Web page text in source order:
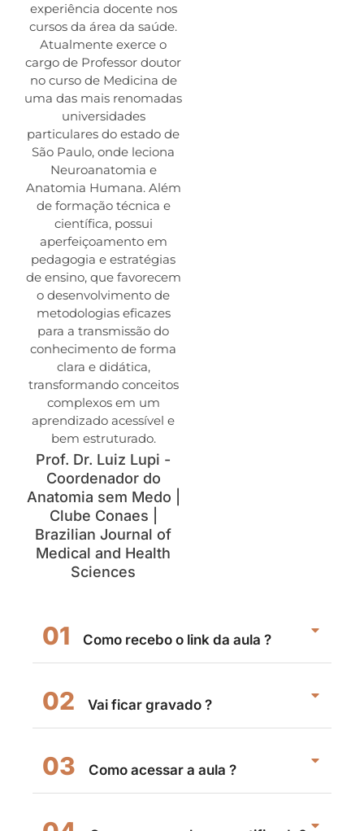
experiência docente nos
cursos da área da saúde.
Atualmente exerce o
cargo de Professor doutor
no curso de Medicina de
uma das mais renomadas
universidades
particulares do estado de
São Paulo, onde leciona
Neuroanatomia e
Anatomia Humana. Além
de formação técnica e
científica, possui
aperfeiçoamento em
pedagogia e estratégias
de ensino, que favorecem
o desenvolvimento de
metodologias eficazes
para a transmissão do
conhecimento de forma
clara e didática,
transformando conceitos
complexos em um
aprendizado acessível e
bem estruturado.
Prof. Dr. Luiz Lupi -
Coordenador do
Anatomia sem Medo |
Clube Conaes |
Brazilian Journal of
Medical and Health
Sciences
01 Como recebo o link da aula ?
02 Vai ficar gravado ?
03 Como acessar a aula ?